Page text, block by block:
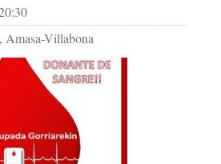
Amasa-Villabona